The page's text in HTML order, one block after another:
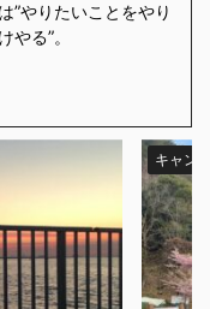
”やりたいことをやり
やる”。
Car
キャン